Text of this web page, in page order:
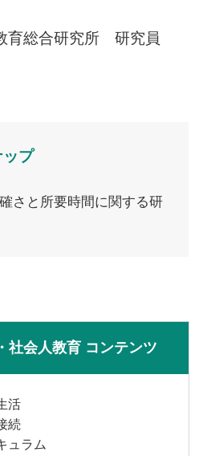
育総合研究所 研究員
プ
さと所要時間に関する研
社会人教育 コンテンツ
活
続
ュラム